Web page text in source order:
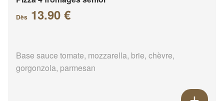
Dès 13.90 €
Base sauce tomate, mozzarella, brie, chèvre,
gorgonzola, parmesan